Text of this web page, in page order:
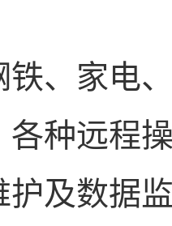
家电、
各种远程
护及数据